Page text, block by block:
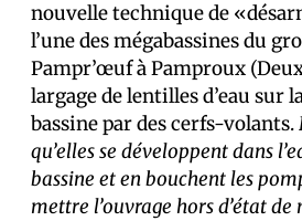
nouvelle technique de
l’une des mégabassines du
Pampr’œuf à Pamproux
largage de lentilles d’eau sur
bassine par des cerfs-volants.
qu’elles se développent dans
bassine et en bouchent les
mettre l’ouvrage hors d’état de